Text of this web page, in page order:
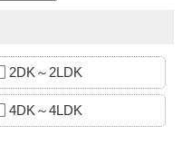
2DK～2LDK
4DK～4LDK